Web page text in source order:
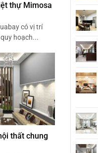
thự Mimosa
có vị trí
hoạch...
thất chung